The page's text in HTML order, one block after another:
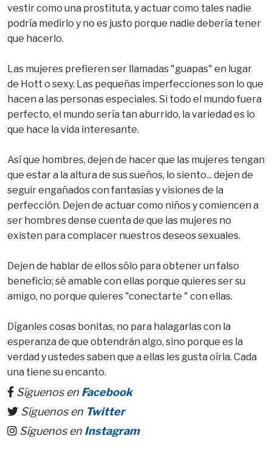
vestir como una prostituta, y actuar como tales nadie
podría medirlo y no es justo porque nadie debería tener
que hacerlo.
Las mujeres prefieren ser llamadas "guapas" en lugar
de Hott o sexy. Las pequeñas imperfecciones son lo que
hacen a las personas especiales. Si todo el mundo fuera
perfecto, el mundo sería tan aburrido, la variedad es lo
que hace la vida interesante.
Así que hombres, dejen de hacer que las mujeres tengan
que estar a la altura de sus sueños, lo siento... dejen de
seguir engañados con fantasías y visiones de la
perfección. Dejen de actuar como niños y comiencen a
ser hombres dense cuenta de que las mujeres no
existen para complacer nuestros deseos sexuales.
Dejen de hablar de ellos sólo para obtener un falso
beneficio; sé amable con ellas porque quieres ser su
amigo, no porque quieres "conectarte " con ellas.
Díganles cosas bonitas, no para halagarlas con la
esperanza de que obtendrán algo, sino porque es la
verdad y ustedes saben que a ellas les gusta oírla. Cada
una tiene su encanto.
Síguenos en Facebook
Síguenos en Twitter
Síguenos en Instagram